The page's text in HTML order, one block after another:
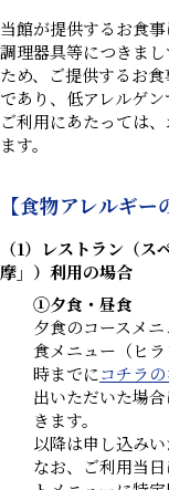
当館が提供するお食
調理器具等につきま
ため、ご提供するお
であり、低アレルゲン
ご利用にあたっては
ます。
【食物アレルギー
（1）レストラン（
摩」）利用の場合
①夕食・昼食
夕食のコースメ
食メニュー（ヒ
時までにコチラ
出いただいた場
きます。
以降は申し込み
なお、ご利用当